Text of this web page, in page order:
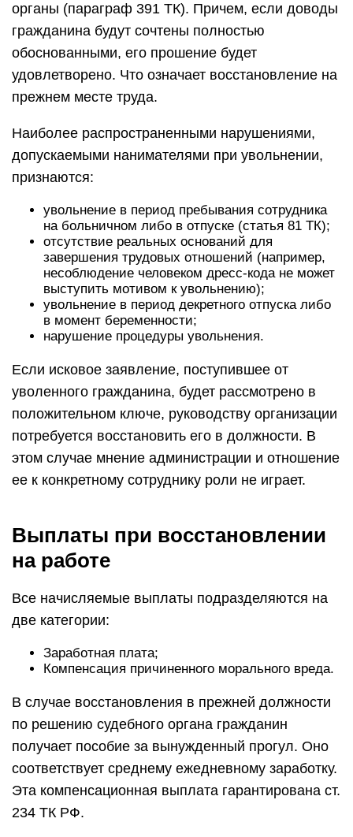
органы (параграф 391 ТК). Причем, если доводы
гражданина будут сочтены полностью
обоснованными, его прошение будет
удовлетворено. Что означает восстановление на
прежнем месте труда.
Наиболее распространенными нарушениями,
допускаемыми нанимателями при увольнении,
признаются:
увольнение в период пребывания сотрудника
на больничном либо в отпуске (статья 81 ТК);
отсутствие реальных оснований для
завершения трудовых отношений (например,
несоблюдение человеком дресс-кода не может
выступить мотивом к увольнению);
увольнение в период декретного отпуска либо
в момент беременности;
нарушение процедуры увольнения.
Если исковое заявление, поступившее от
уволенного гражданина, будет рассмотрено в
положительном ключе, руководству организации
потребуется восстановить его в должности. В
этом случае мнение администрации и отношение
ее к конкретному сотруднику роли не играет.
Выплаты при восстановлении
на работе
Все начисляемые выплаты подразделяются на
две категории:
Заработная плата;
Компенсация причиненного морального вреда.
В случае восстановления в прежней должности
по решению судебного органа гражданин
получает пособие за вынужденный прогул. Оно
соответствует среднему ежедневному заработку.
Эта компенсационная выплата гарантирована ст.
234 ТК РФ.